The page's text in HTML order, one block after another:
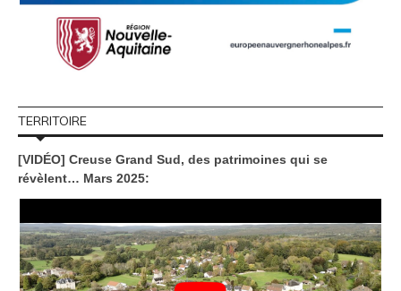
TERRITOIRE
[VIDÉO] Creuse Grand Sud, des patrimoines qui se
révèlent… Mars 2025: